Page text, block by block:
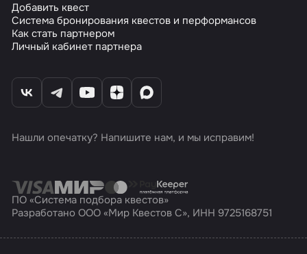
Добавить квест
Система бронирования квестов и перформансов
Как стать партнером
Личный кабинет партнера
Нашли опечатку? Напишите нам, и мы исправим!
ПО «Система подбора квестов»
Разработано ООО «Мир Квестов С», ИНН 9725168751